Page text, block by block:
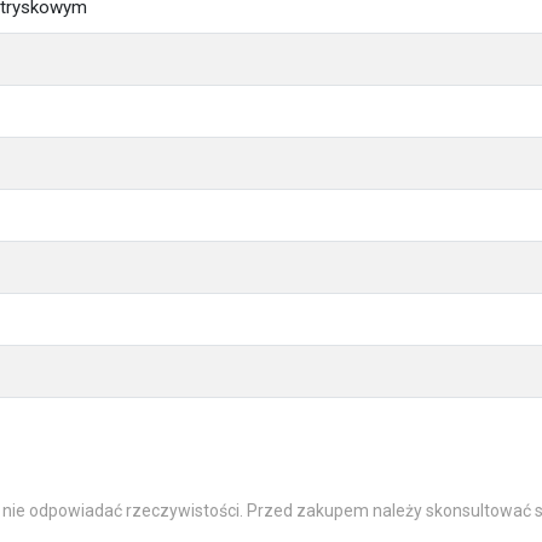
odpowiadać rzeczywistości. Przed zakupem należy skonsultować